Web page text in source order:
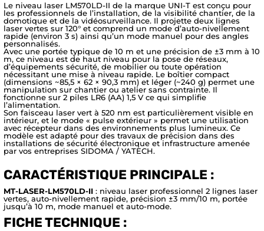
Le niveau laser LM570LD-II de la marque UNI-T est conçu pour
les professionnels de l’installation, de la visibilité chantier, de la
domotique et de la vidéosurveillance. Il projette deux lignes
laser vertes sur 120° et comprend un mode d’auto-nivellement
rapide (environ 3 s) ainsi qu’un mode manuel pour des angles
personnalisés.
Avec une portée typique de 10 m et une précision de ±3 mm à 10
m, ce niveau est de haut niveau pour la pose de réseaux,
d’équipements sécurité, de mobilier ou toute opération
nécessitant une mise à niveau rapide. Le boîtier compact
(dimensions ~85,5 × 62 × 90,3 mm) et léger (~240 g) permet une
manipulation sur chantier ou atelier sans contrainte. Il
fonctionne sur 2 piles LR6 (AA) 1,5 V ce qui simplifie
l’alimentation.
Son faisceau laser vert à 520 nm est particulièrement visible en
intérieur, et le mode « pulse extérieur » permet une utilisation
avec récepteur dans des environnements plus lumineux. Ce
modèle est adapté pour des travaux de précision dans des
installations de sécurité électronique et infrastructure amenée
par vos entreprises SIDOMA / YATECH.
CARACTÉRISTIQUE PRINCIPALE :
MT-LASER-LM570LD-II : niveau laser professionnel 2 lignes laser
vertes, auto-nivellement rapide, précision ±3 mm/10 m, portée
jusqu’à 10 m, mode manuel et auto-mode.
FICHE TECHNIQUE :